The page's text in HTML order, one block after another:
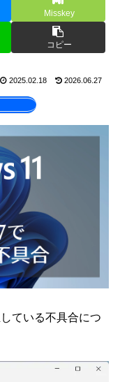
Misskey
コピー
2025.02.18 2026.06.27
ている不具合につ